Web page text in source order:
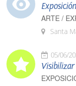
ARTE /
Santa
05/06/
Visibilizar